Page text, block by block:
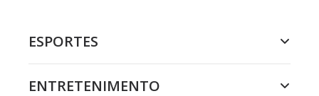
ESPORTES
ENTRETENIMENTO